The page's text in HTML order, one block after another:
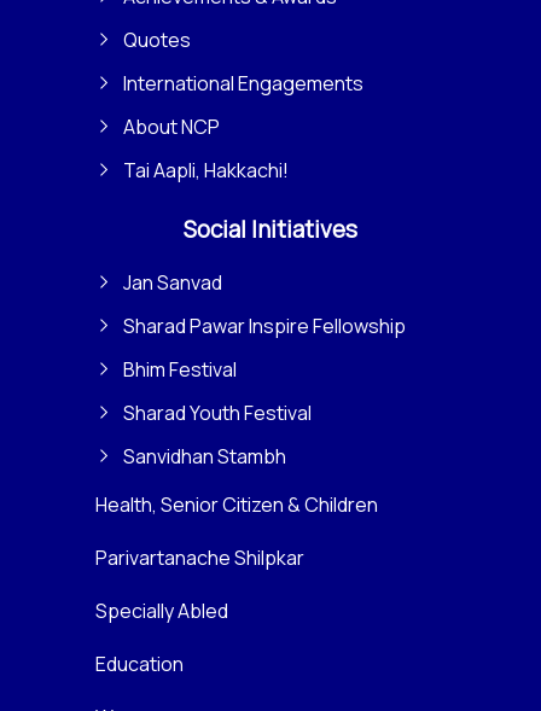
Quotes
International Engagements
About NCP
Tai Aapli, Hakkachi!
Social Initiatives
Jan Sanvad
Sharad Pawar Inspire Fellowship
Bhim Festival
Sharad Youth Festival
Sanvidhan Stambh
Health, Senior Citizen & Children
Parivartanache Shilpkar
Specially Abled
Education